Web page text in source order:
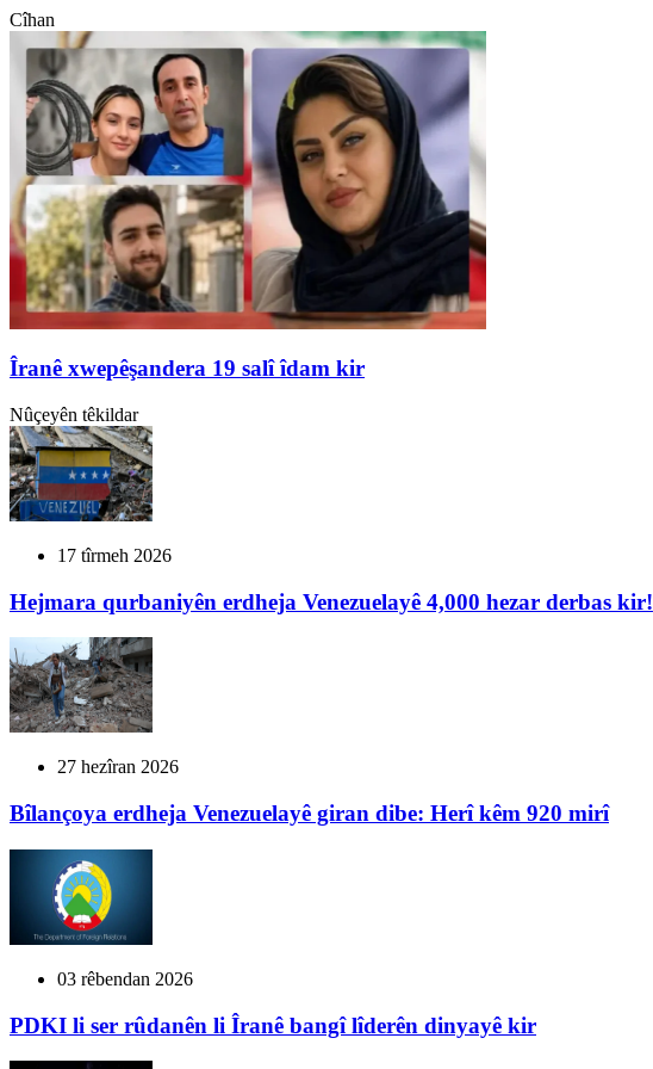
Cîhan
Îranê xwepêşandera 19 salî îdam kir
Nûçeyên têkildar
17 tîrmeh 2026
Hejmara qurbaniyên erdheja Venezuelayê 4,000 hezar derbas kir!
27 hezîran 2026
Bîlançoya erdheja Venezuelayê giran dibe: Herî kêm 920 mirî
03 rêbendan 2026
PDKI li ser rûdanên li Îranê bangî lîderên dinyayê kir